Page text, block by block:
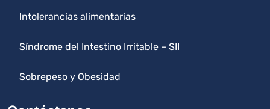
Intolerancias alimentarias
Síndrome del Intestino Irritable – SII
Sobrepeso y Obesidad